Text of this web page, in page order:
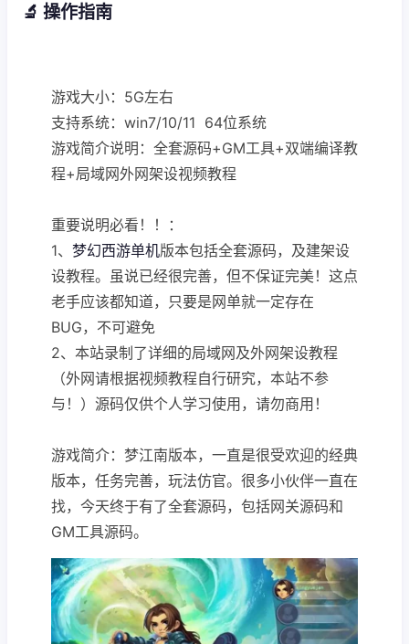
🔬 操作指南
游戏大小：5G左右
支持系统：win7/10/11 64位系统
游戏简介说明：全套源码+GM工具+双端编译教
程+局域网外网架设视频教程
重要说明必看！！：
1、 梦幻西游单机版本包括全套源码，及建架设
设教程。虽说已经很完善，但不保证完美！这点
老手应该都知道，只要是网单就一定存在
BUG，不可避免
2、本站录制了详细的局域网及外网架设教程
（外网请根据视频教程自行研究，本站不参
与！）源码仅供个人学习使用，请勿商用！
游戏简介：梦江南版本，一直是很受欢迎的经典
版本，任务完善，玩法仿官。很多小伙伴一直在
找，今天终于有了全套源码，包括网关源码和
GM工具源码。